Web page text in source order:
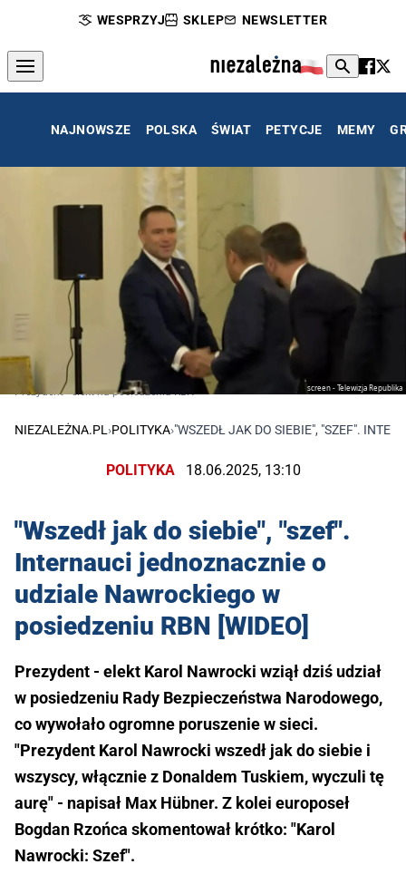
WESPRZYJ SKLEP NEWSLETTER
NAJNOWSZE POLSKA ŚWIAT PETYCJE MEMY
screen - Telewizja Republika
Prezydent - elekt na posiedzeniu RBN
NIEZALEŻNA.PL ›POLITYKA›"WSZEDŁ JAK DO SIEBIE", "SZEF".
POLITYKA 18.06.2025, 13:10
"Wszedł jak do siebie", "szef".
Internauci jednoznacznie o
udziale Nawrockiego w
posiedzeniu RBN [WIDEO]
Prezydent - elekt Karol Nawrocki wziął dziś udział
w posiedzeniu Rady Bezpieczeństwa Narodowego,
co wywołało ogromne poruszenie w sieci.
"Prezydent Karol Nawrocki wszedł jak do siebie i
wszyscy, włącznie z Donaldem Tuskiem, wyczuli tę
aurę" - napisał Max Hübner. Z kolei europoseł
Bogdan Rzońca skomentował krótko: "Karol
Nawrocki: Szef".